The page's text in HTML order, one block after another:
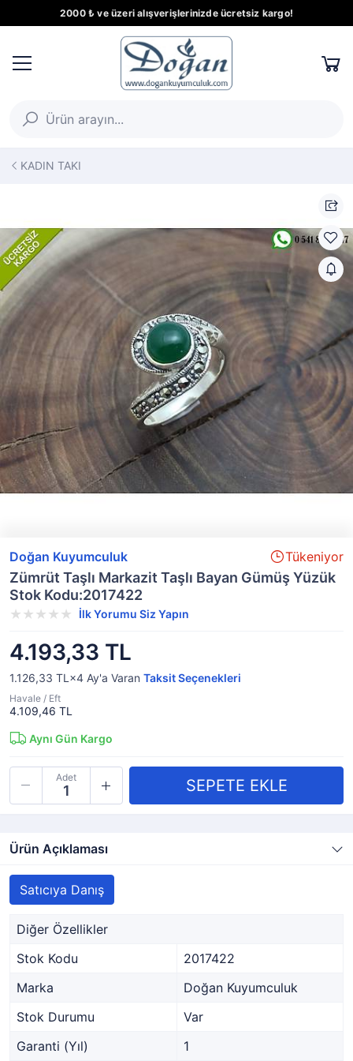
2000 ₺ ve üzeri alışverişlerinizde ücretsiz kargo!
KADIN TAKI
Doğan Kuyumculuk Tükeniyor
Zümrüt Taşlı Markazit Taşlı Bayan Gümüş Yüzük
Stok Kodu:2017422
İlk Yorumu Siz Yapın
4.193,33 TL
1.126,33 TL×4 Ay'a Varan Taksit Seçenekleri
Havale / Eft
4.109,46 TL
Aynı Gün Kargo
Adet
Ürün Açıklaması
Satıcıya Danış
Diğer Özellikler
Stok Kodu
2017422
Marka
Doğan Kuyumculuk
Stok Durumu
Var
Garanti (Yıl)
1